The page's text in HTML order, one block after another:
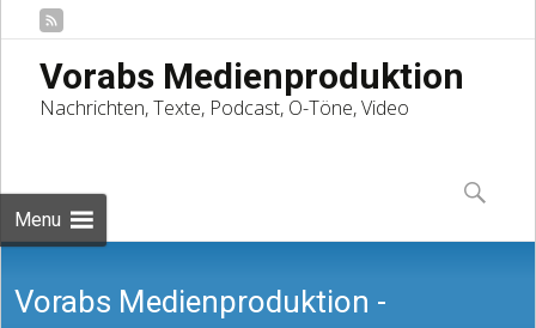
Vorabs Medienproduktion
Nachrichten, Texte, Podcast, O-Töne, Video
Menu
to
content
Suchen
nach:
Vorabs Medienproduktion -